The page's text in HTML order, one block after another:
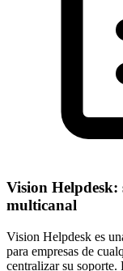
Vision Helpdesk:
multicanal
Vision Helpdesk es
para empresas de
centralizar su soporte.